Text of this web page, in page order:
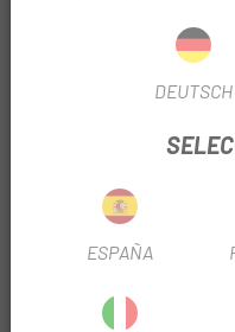
2024
Aluminio
DIÁMETRO
DEUTSCH
ESPAÑA